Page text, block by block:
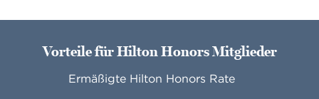
Vorteile für Hilton Honors Mitglieder
Ermäßigte Hilton Honors Rate